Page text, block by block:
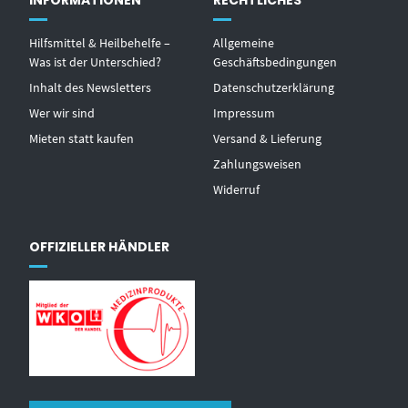
Hilfsmittel & Heilbehelfe –
Was ist der Unterschied?
Inhalt des Newsletters
Wer wir sind
Mieten statt kaufen
Allgemeine
Geschäftsbedingungen
Datenschutzerklärung
Impressum
Versand & Lieferung
Zahlungsweisen
Widerruf
OFFIZIELLER HÄNDLER